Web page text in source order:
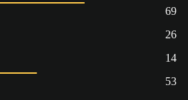
69
26
14
53